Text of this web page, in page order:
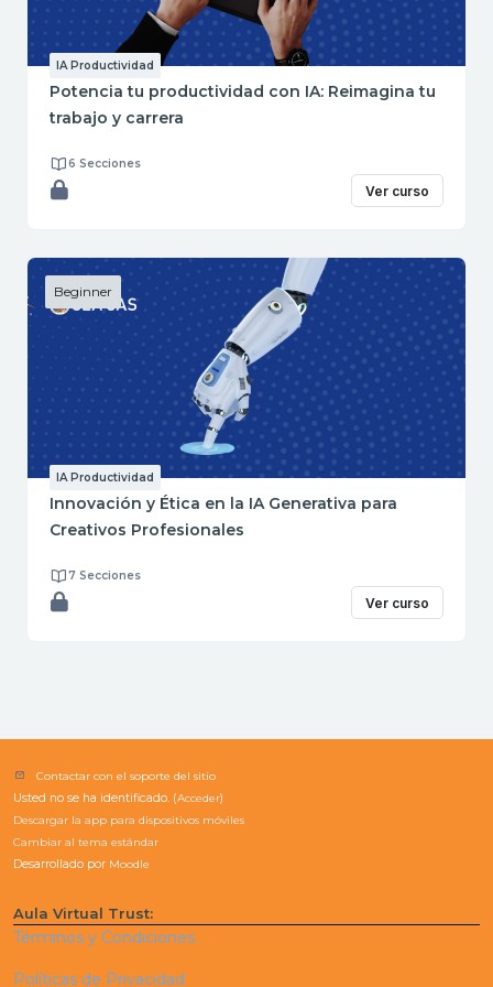
IA Productividad
Potencia tu productividad con IA: Reimagina tu
trabajo y carrera
6 Secciones
Ver curso
Beginner
IA Productividad
Innovación y Ética en la IA Generativa para
Creativos Profesionales
7 Secciones
Ver curso
Contactar con el soporte del sitio
Usted no se ha identificado. (Acceder)
Descargar la app para dispositivos móviles
Cambiar al tema estándar
Desarrollado por Moodle
Aula Virtual Trust:
Términos y Condiciones
Políticas de Privacidad